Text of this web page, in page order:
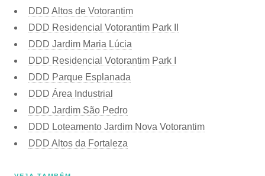
DDD Altos de Votorantim
DDD Residencial Votorantim Park II
DDD Jardim Maria Lúcia
DDD Residencial Votorantim Park I
DDD Parque Esplanada
DDD Área Industrial
DDD Jardim São Pedro
DDD Loteamento Jardim Nova Votorantim
DDD Altos da Fortaleza